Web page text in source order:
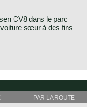
CV8 dans le parc
sœur à des fins
started building
From the year 1935
fitted with Nash and
first Interceptor was
PAR LA ROUTE